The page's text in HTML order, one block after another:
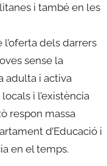
i també en les
dels darrers
sense la
adulta i activa
i l’existència
respon massa
d’Educació i
en el temps.